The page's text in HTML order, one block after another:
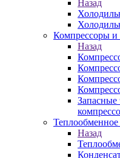
Назад
Компрессоры и
Назад
Запасные
Теплообменное
Назад